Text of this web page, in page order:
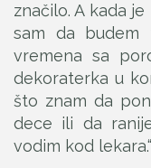
značilo. A kada
sam da budem
vremena sa
dekoraterka u
što znam da
dece ili da
vodim kod lekara.“